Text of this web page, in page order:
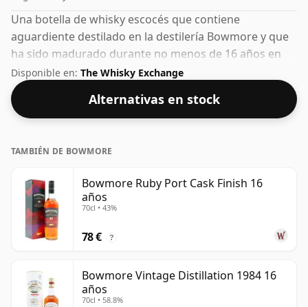
Una botella de whisky escocés que contiene
aguardiente destilado en la destilería Bowmore y que
ha sido madurado durante no menos de 16 años en
barricas de roble. Con un 57,5% ABV, este contenido de
alcohol es más que aceptable. Embotellado en el
tamaño estándar de 70 cl.
Disponible en: The Whisky Exchange
Alternativas en stock
TAMBIÉN DE BOWMORE
Bowmore Ruby Port Cask Finish 16
años
70cl • 43%
78 € ?
Bowmore Vintage Distillation 1984 16
años
70cl • 58.8%